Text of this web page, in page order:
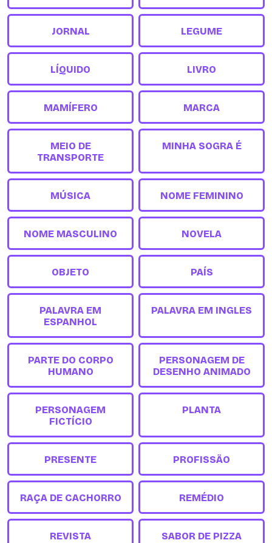
JORNAL LEGUME
LÍQUIDO LIVRO
MAMÍFERO MARCA
MEIO DE
TRANSPORTE
MINHA SOGRA É
MÚSICA NOME FEMININO
NOME MASCULINO NOVELA
OBJETO PAÍS
PALAVRA EM
ESPANHOL
PALAVRA EM INGLES
PARTE DO CORPO
HUMANO
PERSONAGEM DE
DESENHO ANIMADO
PERSONAGEM
FICTÍCIO
PLANTA
PRESENTE PROFISSÃO
RAÇA DE CACHORRO REMÉDIO
REVISTA SABOR DE PIZZA